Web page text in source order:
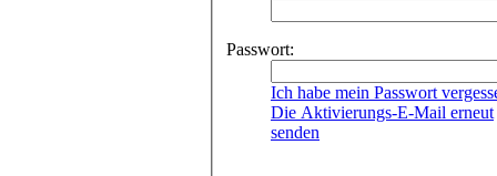
Passwort:
Ich habe mein Passwort
Die Aktivierungs-E-Mail erneut
senden